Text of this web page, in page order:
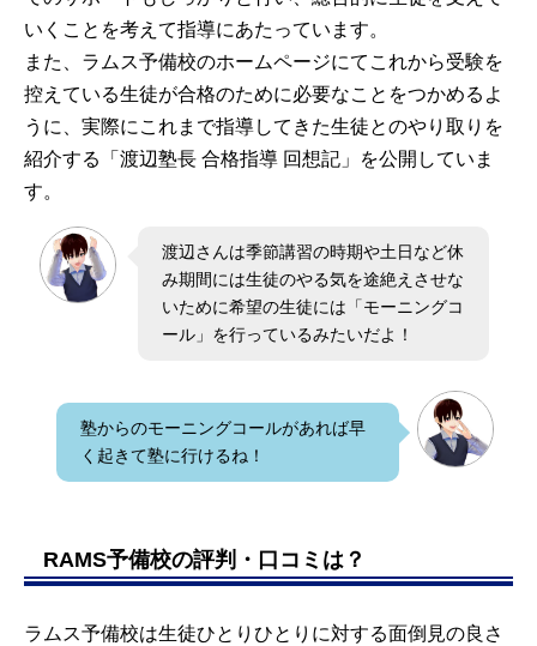
いくことを考えて指導にあたっています。
また、ラムス予備校のホームページにてこれから受験を
控えている生徒が合格のために必要なことをつかめるよ
うに、実際にこれまで指導してきた生徒とのやり取りを
紹介する「渡辺塾長 合格指導 回想記」を公開していま
す。
渡辺さんは季節講習の時期や土日など休
み期間には生徒のやる気を途絶えさせな
いために希望の生徒には「モーニングコ
ール」を行っているみたいだよ！
塾からのモーニングコールがあれば早
く起きて塾に行けるね！
RAMS予備校の評判・口コミは？
ラムス予備校は生徒ひとりひとりに対する面倒見の良さ